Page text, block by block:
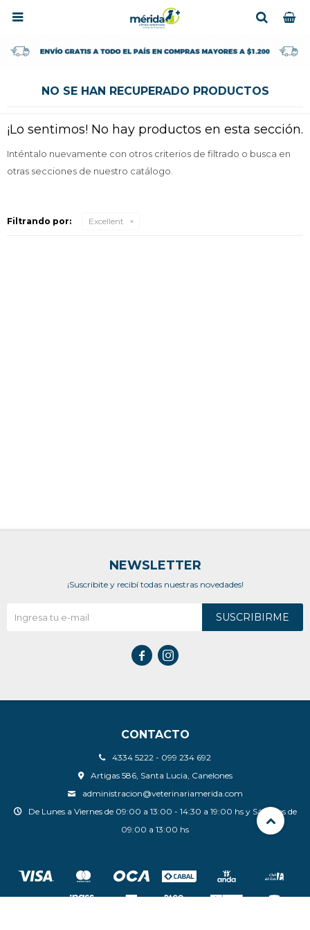

NO SE HAN RECUPERADO PRODUCTOS
¡Lo sentimos! No hay productos en esta sección.
Inténtalo nuevamente con otros criterios de filtrado o busca en
otras secciones de nuestro catálogo.
Filtrando por: Excellent
CONTACTO
4334 5222 - 099 234 692
Artigas 586, Santa Lucia, Canelones
administracion@veterinariamerida.com
De Lunes a Viernes de 09:00 a 13:00 - 14:30 a 19:00 hs y Sábados de
09:00 a 13:00 hs
NEWSLETTER
¡Suscribite y recibí todas nuestras novedades!
SUSCRIBIRME
 